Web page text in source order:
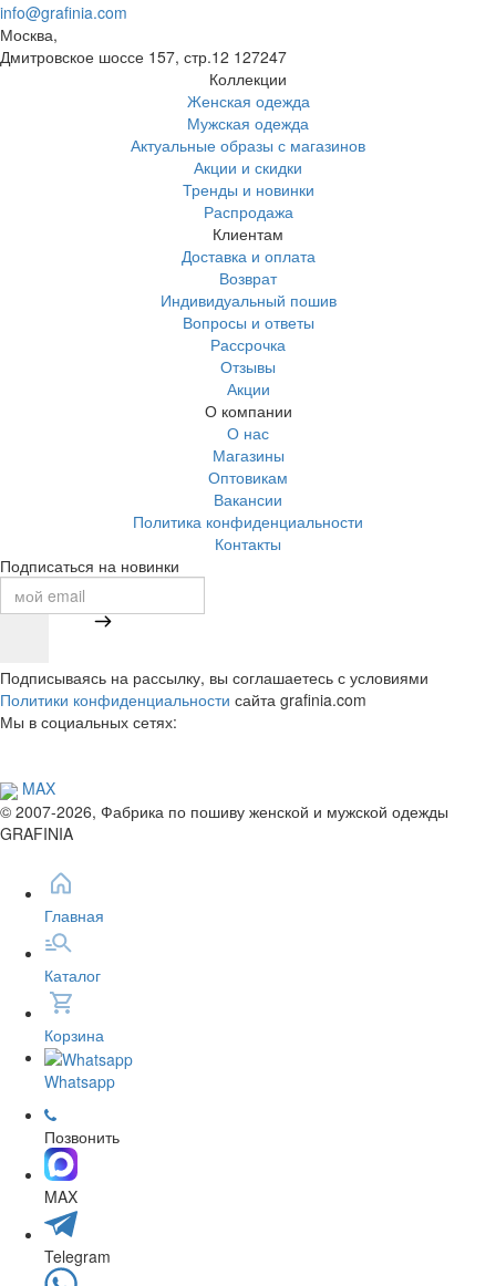
info@grafinia.com
Москва,
Дмитровское шоссе 157, стр.12 127247
Коллекции
Женская одежда
Мужская одежда
Актуальные образы с магазинов
Акции и скидки
Тренды и новинки
Распродажа
Клиентам
Доставка и оплата
Возврат
Индивидуальный пошив
Вопросы и ответы
Рассрочка
Отзывы
Акции
О компании
О нас
Магазины
Оптовикам
Вакансии
Политика конфиденциальности
Контакты
Подписаться на новинки
Подписываясь на рассылку, вы соглашаетесь с условиями
Политики конфиденциальности сайта grafinia.com
Мы в социальных сетях:
MAX
© 2007-2026, Фабрика по пошиву женской и мужской одежды
GRAFINIA
Главная
Каталог
Корзина
Whatsapp
Позвонить
MAX
Telegram